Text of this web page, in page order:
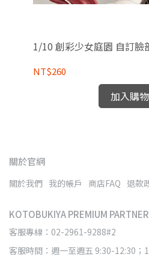
1/10 創彩少女庭園 自訂臉
NT$260
加入購
關於官網
關於我們 我的帳戶 商店FAQ 退款
KOTOBUKIYA PREMIUM
客服專線：02-2961-9288#2
客服時間：週一至週五 9:30-12:30